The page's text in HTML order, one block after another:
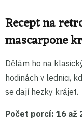
Recept na
mascarpone
Dělám ho na
hodinách v lednici,
se dají hezky krájet.
Počet porcí: 16 až